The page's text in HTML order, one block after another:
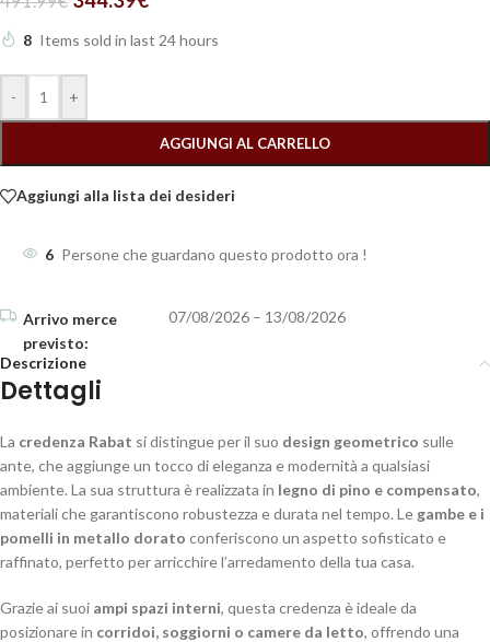
8 Items sold in last 24 hours
- +
AGGIUNGI AL CARRELLO
Aggiungi alla lista dei desideri
6 Persone che guardano questo prodotto ora !
07/08/2026 – 13/08/2026
Descrizione
Dettagli
La credenza Rabat si distingue per il suo design geometrico sulle
ante, che aggiunge un tocco di eleganza e modernità a qualsiasi
ambiente. La sua struttura è realizzata in legno di pino e compensato,
materiali che garantiscono robustezza e durata nel tempo. Le gambe e i
pomelli in metallo dorato conferiscono un aspetto sofisticato e
raffinato, perfetto per arricchire l’arredamento della tua casa.
Grazie ai suoi ampi spazi interni, questa credenza è ideale da
posizionare in corridoi, soggiorni o camere da letto, offrendo una